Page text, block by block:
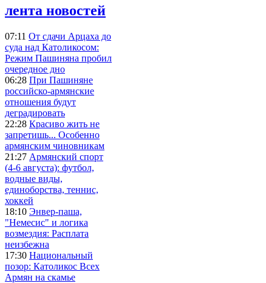
лента новостей
07:11 От сдачи Арцаха до
суда над Католикосом:
Режим Пашиняна пробил
очередное дно
06:28 При Пашиняне
российско-армянские
отношения будут
деградировать
22:28 Красиво жить не
запретишь... Особенно
армянским чиновникам
21:27 Армянский спорт
(4-6 августа): футбол,
водные виды,
единоборства, теннис,
хоккей
18:10 Энвер-паша,
"Немесис" и логика
возмездия: Расплата
неизбежна
17:30 Национальный
позор: Католикос Всех
Армян на скамье